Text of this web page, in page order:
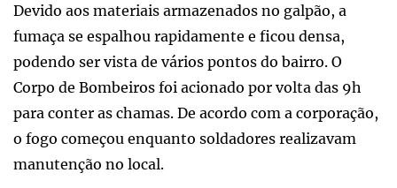
Devido aos materiais armazenados no galpão, a
fumaça se espalhou rapidamente e ficou densa,
podendo ser vista de vários pontos do bairro. O
Corpo de Bombeiros foi acionado por volta das 9h
para conter as chamas. De acordo com a corporação,
o fogo começou enquanto soldadores realizavam
manutenção no local.